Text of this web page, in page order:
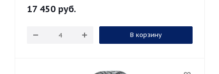
17 450 руб.
В корзину